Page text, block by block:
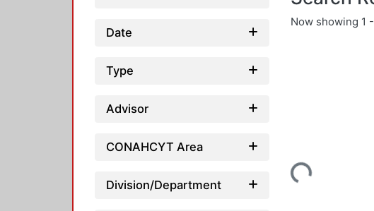
Date
Type
Advisor
CONAHCYT Area
Division/Department
Now showing 1
Loading...